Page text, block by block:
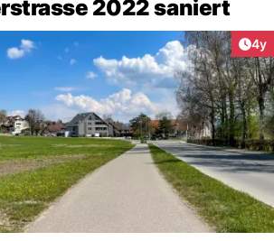
2022 saniert
4y